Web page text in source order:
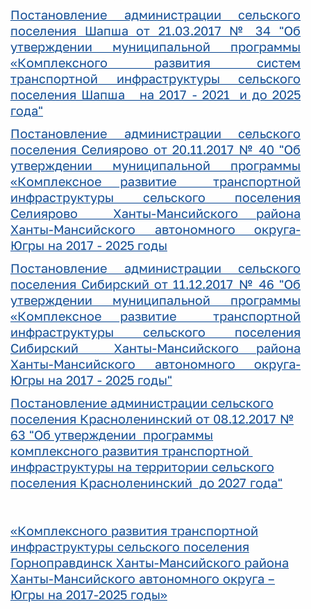
Постановление администрации сельского
поселения Шапша от 21.03.2017 № 34 "Об
утверждении муниципальной программы
«Комплексного развития систем
транспортной инфраструктуры сельского
поселения Шапша на 2017 - 2021 и до 2025
года"
Постановление администрации сельского
поселения Селиярово от 20.11.2017 № 40 "Об
утверждении муниципальной программы
«Комплексное развитие транспортной
инфраструктуры сельского поселения
Селиярово Ханты-Мансийского района
Ханты-Мансийского автономного округа-
Югры на 2017 - 2025 годы
Постановление администрации сельского
поселения Сибирский от 11.12.2017 № 46 "Об
утверждении муниципальной программы
«Комплексное развитие транспортной
инфраструктуры сельского поселения
Сибирский Ханты-Мансийского района
Ханты-Мансийского автономного округа-
Югры на 2017 - 2025 годы"
Постановление администрации сельского
поселения Красноленинский от 08.12.2017 №
63 "Об утверждении программы
комплексного развития транспортной
инфраструктуры на территории сельского
поселения Красноленинский до 2027 года"
«Комплексного развития транспортной
инфраструктуры сельского поселения
Горноправдинск Ханты-Мансийского района
Ханты-Мансийского автономного округа –
Югры на 2017-2025 годы»